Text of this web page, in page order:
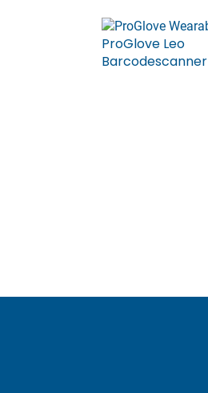
ProGlove Leo
Barcodescanner